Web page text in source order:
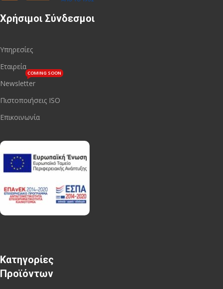
Χρήσιμοι Σύνδεσμοι
Υπηρεσίες
Εταιρεία
Newsletter
COMING SOON
Πιστοποιήσεις ISO
Επικοινωνία
Κατηγορίες
Προϊόντων